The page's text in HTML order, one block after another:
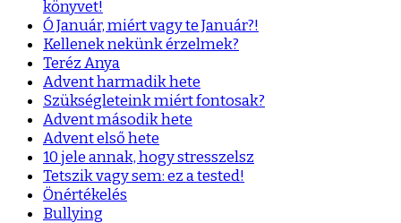
könyvet!
Ó Január, miért vagy te Január?!
Kellenek nekünk érzelmek?
Teréz Anya
Advent harmadik hete
Szükségleteink miért fontosak?
Advent második hete
Advent első hete
10 jele annak, hogy stresszelsz
Tetszik vagy sem: ez a tested!
Önértékelés
Bullying